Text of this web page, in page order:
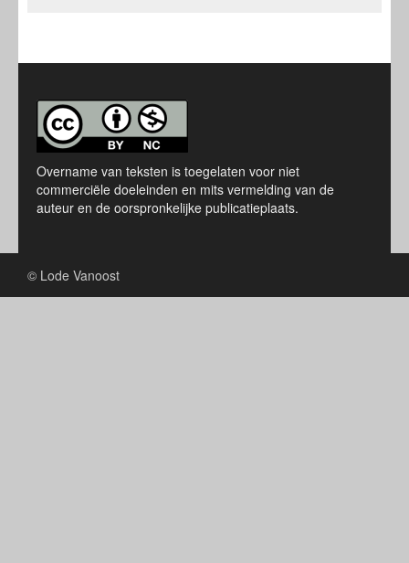
Overname van teksten is toegelaten voor niet
commerciële doeleinden en mits vermelding van de
auteur en de oorspronkelijke publicatieplaats.
© Lode Vanoost